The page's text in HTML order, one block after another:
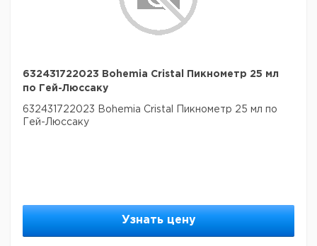
632431722023 Bohemia Cristal Пикнометр 25 мл
по Гей-Люссаку
632431722023 Bohemia Cristal Пикнометр 25 мл по
Гей-Люссаку
Узнать цену